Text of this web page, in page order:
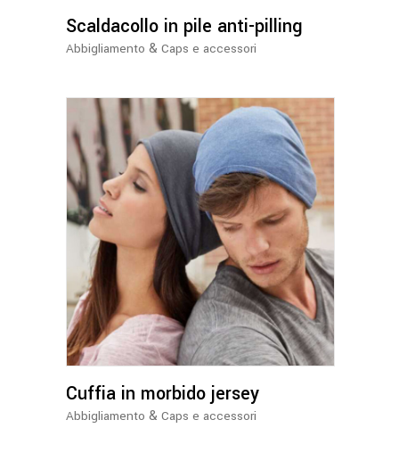
possono
essere
pagina
del
prodotto
Scaldacollo in pile anti-pilling
Abbigliamento & Caps e accessori
Questo
prodotto
ha
più
varianti.
Le
opzioni
possono
essere
Cuffia in morbido jersey
Abbigliamento & Caps e accessori